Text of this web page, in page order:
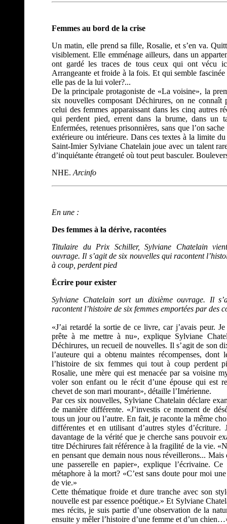
Femmes au bord de la crise
Un matin, elle prend sa fille, Rosalie, et s’en va.
visiblement. Elle emménage ailleurs, dans un
ont gardé les traces de tous ceux qui ont vécu
Arrangeante et froide à la fois. Et qui semble fascinée
elle pas de la lui voler?...
De la principale protagoniste de «La voisine», la
six nouvelles composant Déchirures, on ne connaît
celui des femmes apparaissant dans les cinq autres
qui perdent pied, errent dans la brume, dans un
Enfermées, retenues prisonnières, sans que l’on
extérieure ou intérieure. Dans ces textes à la limite
Saint-Imier Sylviane Chatelain joue avec un talent
d’inquiétante étrangeté où tout peut basculer.
NHE. Arcinfo
En une :
Des femmes à la dérive, racontées
Titulaire du Prix Schiller, Sylviane Chatelain
ouvrage. Il s’agit de six nouvelles qui racontent
à coup, perdent pied
Écrire pour exister
Sylviane Chatelain sort un dixième ouvrage. Il
racontent l’histoire de six femmes emportées par des
«J’ai retardé la sortie de ce livre, car j’avais peur.
prête à me mettre à nu», explique Sylviane
Déchirures, un recueil de nouvelles. Il s’agit de son
l’auteure qui a obtenu maintes récompenses,
l’histoire de six femmes qui tout à coup perdent
Rosalie, une mère qui est menacée par sa voisine
voler son enfant ou le récit d’une épouse qui est
chevet de son mari mourant», détaille l’Imérienne.
Par ces six nouvelles, Sylviane Chatelain déclare
de manière différente. «J’investis ce moment de
tous un jour ou l’autre. En fait, je raconte la même
différentes et en utilisant d’autres styles d’écriture.
davantage de la vérité que je cherche sans pouvoir
titre Déchirures fait référence à la fragilité de la vie.
en pensant que demain nous nous réveillerons...
une passerelle en papier», explique l’écrivaine.
métaphore à la mort? «C’est sans doute pour moi
de vie.»
Cette thématique froide et dure tranche avec son
nouvelle est par essence poétique.» Et Sylviane
mes récits, je suis partie d’une observation de la
ensuite y mêler l’histoire d’une femme et d’un